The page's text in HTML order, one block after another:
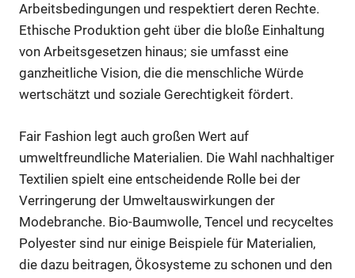
Arbeitsbedingungen und respektiert deren Rechte.
Ethische Produktion geht über die bloße Einhaltung
von Arbeitsgesetzen hinaus; sie umfasst eine
ganzheitliche Vision, die die menschliche Würde
wertschätzt und soziale Gerechtigkeit fördert.
Fair Fashion legt auch großen Wert auf
umweltfreundliche Materialien. Die Wahl nachhaltiger
Textilien spielt eine entscheidende Rolle bei der
Verringerung der Umweltauswirkungen der
Modebranche. Bio-Baumwolle, Tencel und recyceltes
Polyester sind nur einige Beispiele für Materialien,
die dazu beitragen, Ökosysteme zu schonen und den